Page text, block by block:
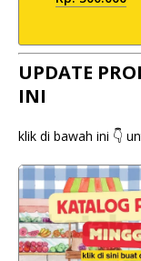
UPDATE
INI
klik di bawah ini 👇